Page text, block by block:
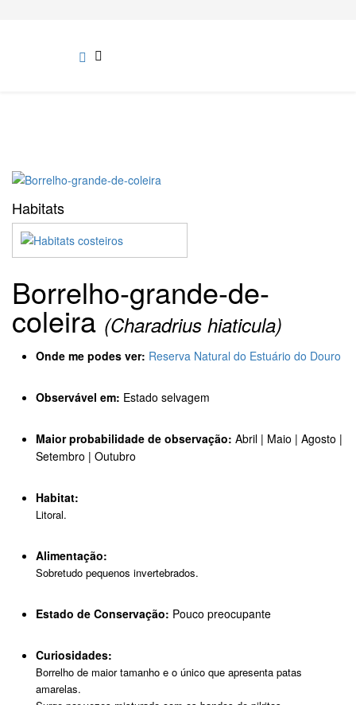
Habitats
Borrelho-grande-de-
coleira (Charadrius hiaticula)
Onde me podes ver: Reserva Natural do Estuário do Douro
Observável em: Estado selvagem
Maior probabilidade de observação: Abril | Maio | Agosto |
Setembro | Outubro
Habitat:
Litoral.
Alimentação:
Sobretudo pequenos invertebrados.
Estado de Conservação: Pouco preocupante
Curiosidades:
Borrelho de maior tamanho e o único que apresenta patas
amarelas.